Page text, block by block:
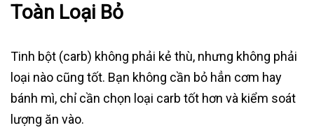
Toàn Loại Bỏ
Tinh bột (carb) không phải kẻ thù, nhưng không phải
loại nào cũng tốt. Bạn không cần bỏ hẳn cơm hay
bánh mì, chỉ cần chọn loại carb tốt hơn và kiểm soát
lượng ăn vào.